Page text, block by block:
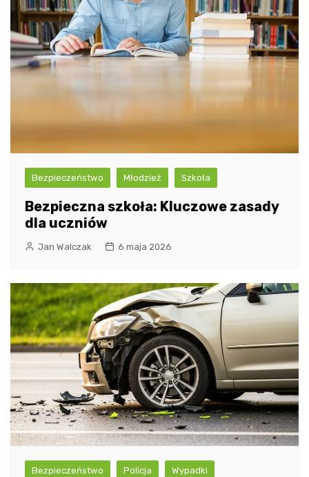
Bezpieczeństwo Młodzież Szkoła
Bezpieczna szkoła: Kluczowe zasady
dla uczniów
Jan Walczak 6 maja 2026
Bezpieczeństwo Policja Wypadki